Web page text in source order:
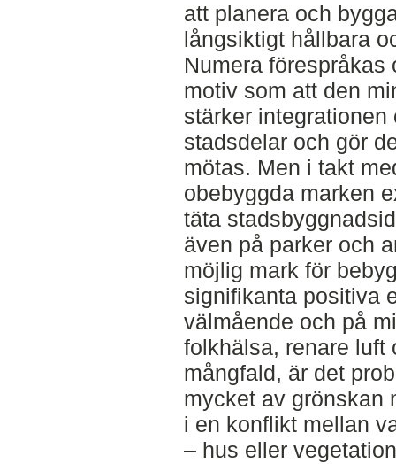
att planera och
långsiktigt hållbara
Numera förespråkas
motiv som att den
stärker
stadsdelar och gör
mötas. Men i takt
obebyggda marken
täta
även på parker och
möjlig mark för
signifikanta positiva
välmående och på
folkhälsa, renare luft
mångfald, är det
mycket av grönskan
i en konflikt mellan
– hus eller